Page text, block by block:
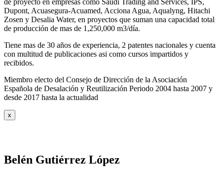
Dupont, Acuasegura-Acuamed, Acciona Agua, Aqualyng, Hitachi
Zosen y Desalia Water, en proyectos que suman una capacidad total
de producción de mas de 1,250,000 m3/día.
Tiene mas de 30 años de experiencia, 2 patentes nacionales y cuenta
con multitud de publicaciones asi como cursos impartidos y
recibidos.
Miembro electo del Consejo de Dirección de la Asociación
Española de Desalación y Reutilización Periodo 2004 hasta 2007 y
desde 2017 hasta la actualidad
x
Belén Gutiérrez López